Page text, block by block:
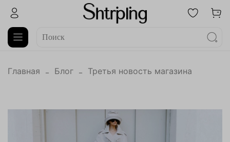
Главная Блог Третья новость магазина